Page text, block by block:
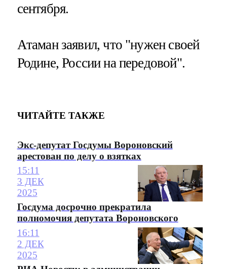
сентября.
Атаман заявил, что "нужен своей
Родине, России на передовой".
ЧИТАЙТЕ ТАКЖЕ
Экс-депутат Госдумы Вороновский
арестован по делу о взятках
15:11
3 ДЕК
2025
Госдума досрочно прекратила
полномочия депутата Вороновского
16:11
2 ДЕК
2025